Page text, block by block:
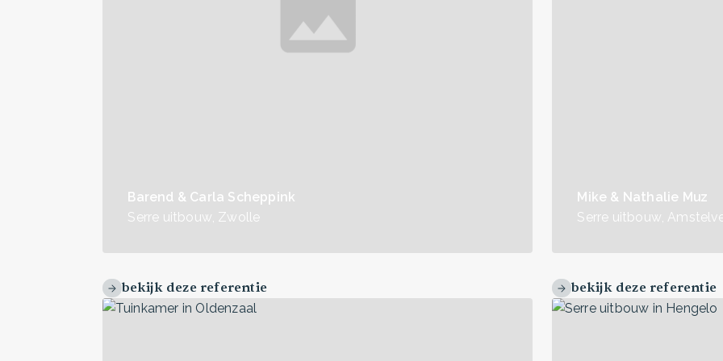
Barend & Carla Scheppink
Serre uitbouw, Zwolle
bekijk deze referentie
Mike & Nathalie Muz
Serre uitbouw,
bekijk deze referentie